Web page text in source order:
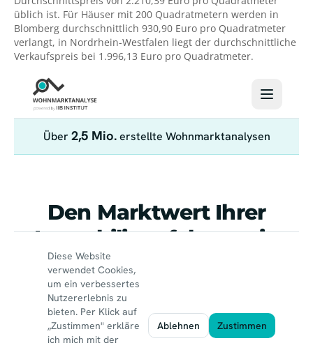
üblich ist. Für Häuser mit 200 Quadratmetern werden in
Blomberg durchschnittlich 930,90 Euro pro Quadratmeter
verlangt, in Nordrhein-Westfalen liegt der durchschnittliche
Verkaufspreis bei 1.996,13 Euro pro Quadratmeter.